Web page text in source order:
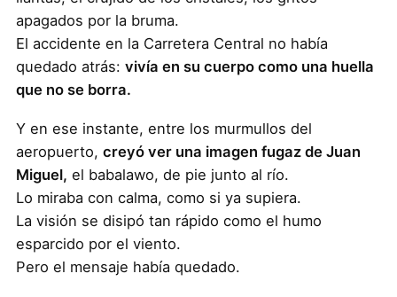
apagados por la bruma.
El accidente en la Carretera Central no había
quedado atrás: vivía en su cuerpo como una huella
que no se borra.
Y en ese instante, entre los murmullos del
aeropuerto, creyó ver una imagen fugaz de Juan
Miguel, el babalawo, de pie junto al río.
Lo miraba con calma, como si ya supiera.
La visión se disipó tan rápido como el humo
esparcido por el viento.
Pero el mensaje había quedado.